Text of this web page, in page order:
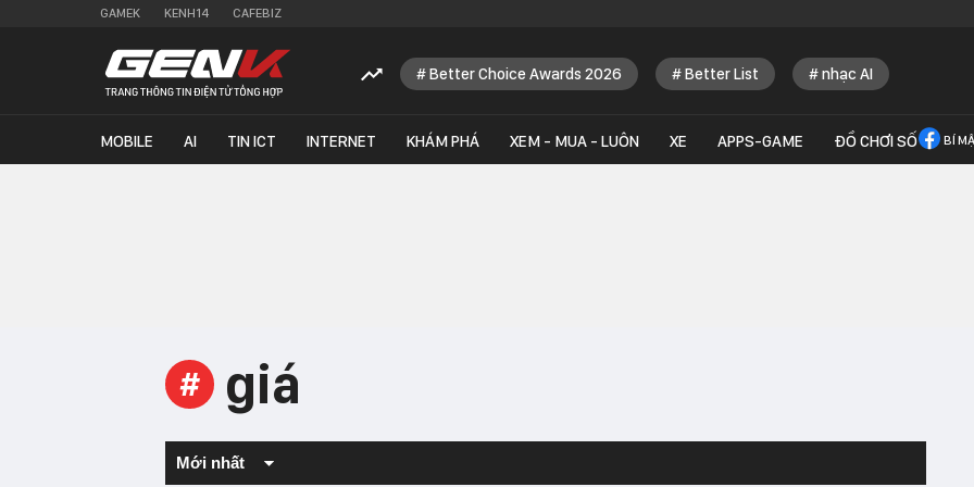
GAMEK KENH14 CAFEBIZ
Better Choice Awards 2026 Better List nhạc AI
MOBILE AI TIN ICT INTERNET KHÁM PHÁ XEM - MUA - LUÔN XE APPS-GAME ĐỒ CHƠI SỐ BÍ
# giá
Mới nhất